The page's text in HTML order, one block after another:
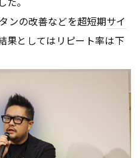
ンの改善などを超短期サイ
果としてはリピート率は下